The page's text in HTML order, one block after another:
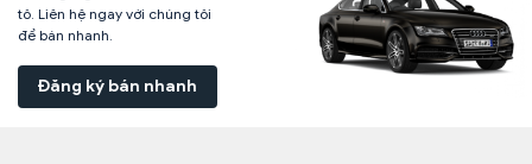
tô. Liên hệ ngay với chúng tôi
để bán nhanh.
Đăng ký bán nhanh